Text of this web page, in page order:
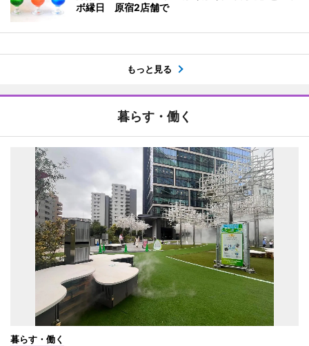
ボ縁日 原宿2店舗で
もっと見る
暮らす・働く
暮らす・働く